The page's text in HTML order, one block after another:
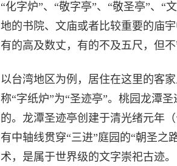
“化字炉”、“敬字亭”、“敬圣亭”、
地的书院、文庙或者比较重要的庙
有的高及数丈，有的不及五尺，但
以台湾地区为例，居住在这里的客
称“字纸炉”为“圣迹亭”。桃园龙潭
的。龙潭圣迹亭创建于清光绪元年
有中轴线贯穿“三进”庭园的“朝圣之
术，是属于世界级的文字崇祀古迹。